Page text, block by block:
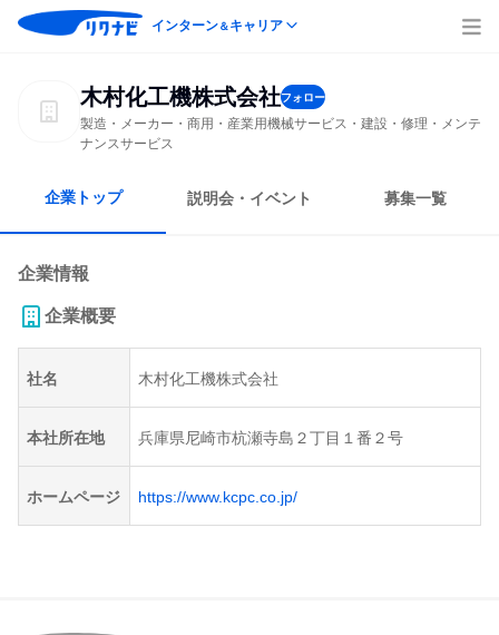
インターン＆キャリア
木村化工機株式会社フォロー
製造・メーカー・商用・産業用機械サービス・建設・修理・メンテ
ナンスサービス
企業トップ 説明会・イベント 募集一覧
企業情報
企業概要
社名 木村化工機株式会社
本社所在地 兵庫県尼崎市杭瀬寺島２丁目１番２号
ホームページ https://www.kcpc.co.jp/